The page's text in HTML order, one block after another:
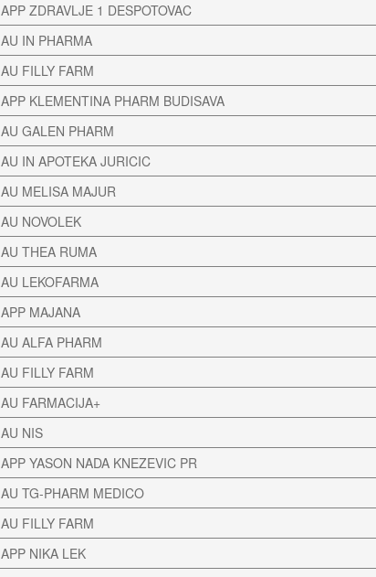
APP ZDRAVLJE 1 DESPOTOVAC
AU IN PHARMA
AU FILLY FARM
APP KLEMENTINA PHARM BUDISAVA
AU GALEN PHARM
AU IN APOTEKA JURICIC
AU MELISA MAJUR
AU NOVOLEK
AU THEA RUMA
AU LEKOFARMA
APP MAJANA
AU ALFA PHARM
AU FILLY FARM
AU FARMACIJA+
AU NIS
APP YASON NADA KNEZEVIC PR
AU TG-PHARM MEDICO
AU FILLY FARM
APP NIKA LEK